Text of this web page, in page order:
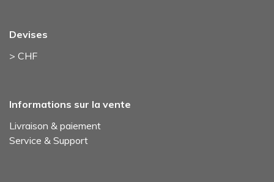
Devises
> CHF
Informations sur la vente
Livraison & paiement
Service & Support